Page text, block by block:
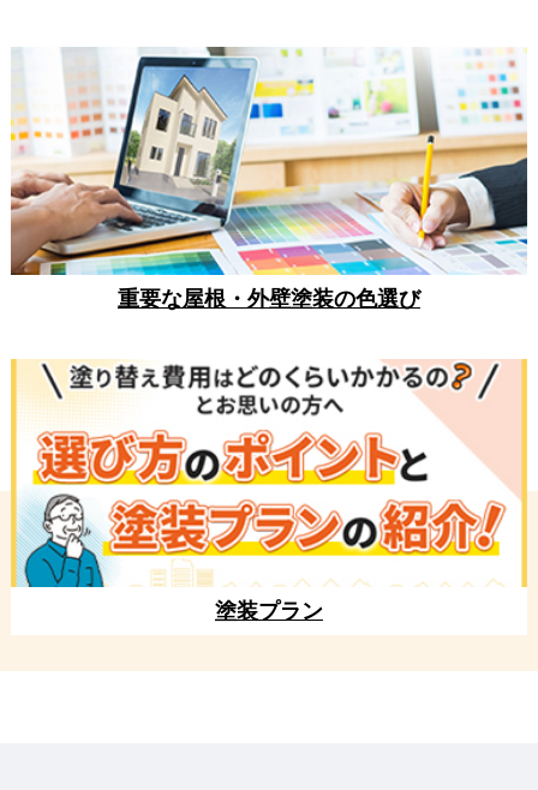
重要な屋根・外壁塗装の色選び
塗装プラン